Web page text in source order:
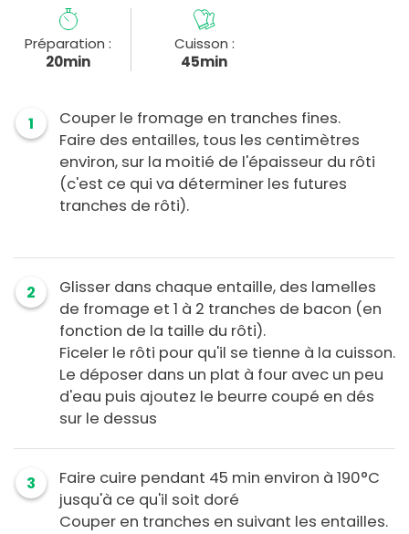
Préparation :
20min
Cuisson :
45min
1
Couper le fromage en tranches fines.
Faire des entailles, tous les centimètres
environ, sur la moitié de l'épaisseur du rôti
(c'est ce qui va déterminer les futures
tranches de rôti).
2
Glisser dans chaque entaille, des lamelles
de fromage et 1 à 2 tranches de bacon (en
fonction de la taille du rôti).
Ficeler le rôti pour qu'il se tienne à la cuisson.
Le déposer dans un plat à four avec un peu
d'eau puis ajoutez le beurre coupé en dés
sur le dessus
3
Faire cuire pendant 45 min environ à 190°C
jusqu'à ce qu'il soit doré
Couper en tranches en suivant les entailles.